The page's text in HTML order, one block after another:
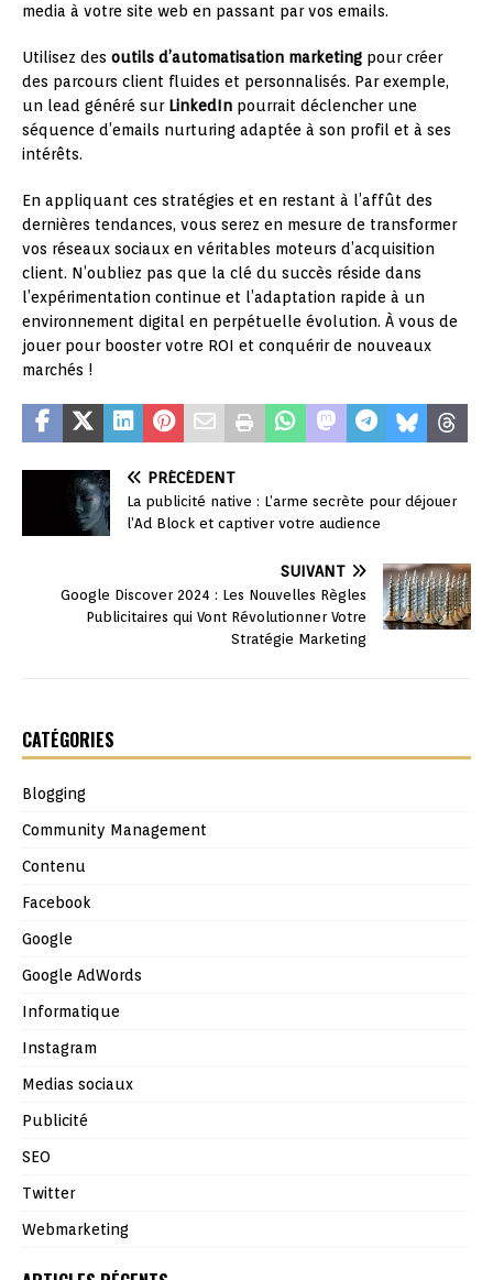
media à votre site web en passant par vos emails.
Utilisez des outils d’automatisation marketing pour créer
des parcours client fluides et personnalisés. Par exemple,
un lead généré sur LinkedIn pourrait déclencher une
séquence d’emails nurturing adaptée à son profil et à ses
intérêts.
En appliquant ces stratégies et en restant à l’affût des
dernières tendances, vous serez en mesure de transformer
vos réseaux sociaux en véritables moteurs d’acquisition
client. N’oubliez pas que la clé du succès réside dans
l’expérimentation continue et l’adaptation rapide à un
environnement digital en perpétuelle évolution. À vous de
jouer pour booster votre ROI et conquérir de nouveaux
marchés !
PRÉCÉDENT
La publicité native : L’arme secrète pour déjouer
l’Ad Block et captiver votre audience
SUIVANT
Google Discover 2024 : Les Nouvelles Règles
Publicitaires qui Vont Révolutionner Votre
Stratégie Marketing
CATÉGORIES
Blogging
Community Management
Contenu
Facebook
Google
Google AdWords
Informatique
Instagram
Medias sociaux
Publicité
SEO
Twitter
Webmarketing